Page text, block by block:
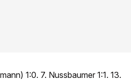
1:0. 7. Nussbaumer 1:1. 13.